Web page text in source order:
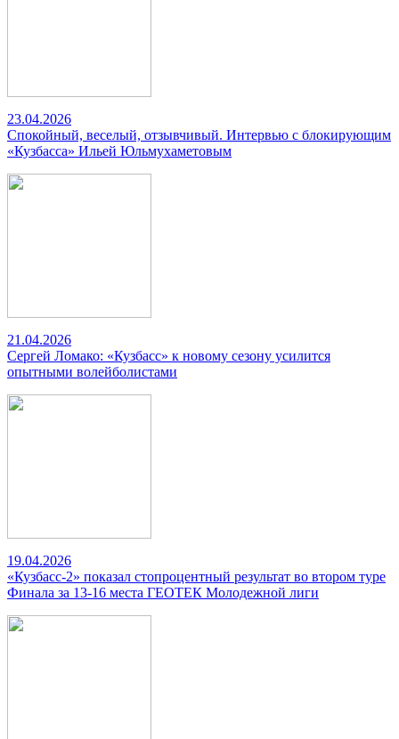
23.04.2026
Спокойный, веселый, отзывчивый. Интервью с блокирующим
«Кузбасса» Ильей Юльмухаметовым
21.04.2026
Сергей Ломако: «Кузбасс» к новому сезону усилится
опытными волейболистами
19.04.2026
«Кузбасс-2» показал стопроцентный результат во втором туре
Финала за 13-16 места ГЕОТЕК Молодежной лиги